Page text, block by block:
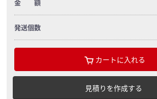
金 額
発送個数
カートに入れる
見積りを作成する